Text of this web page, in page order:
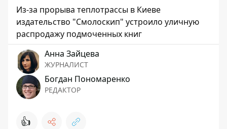
Из-за прорыва теплотрассы в Киеве
издательство "Смолоскип" устроило уличную
распродажу подмоченных книг
Анна Зайцева
ЖУРНАЛИСТ
Богдан Пономаренко
РЕДАКТОР
👍